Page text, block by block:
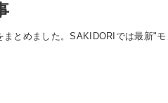
とめました。SAKIDORIでは最新"